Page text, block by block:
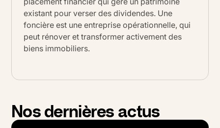
existant pour verser des dividendes. Une
foncière est une entreprise opérationnelle, qui
peut rénover et transformer activement des
biens immobiliers.
Nos dernières actus